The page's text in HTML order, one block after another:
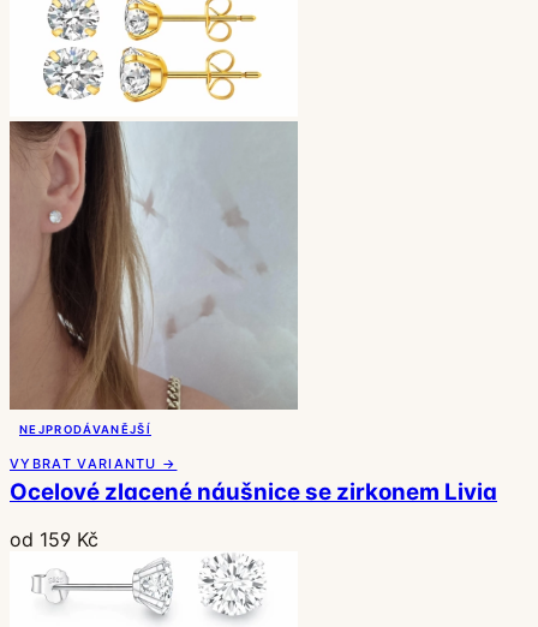
NEJPRODÁVANĚJŠÍ
VYBRAT VARIANTU →
Ocelové zlacené náušnice se zirkonem Livia
od 159 Kč